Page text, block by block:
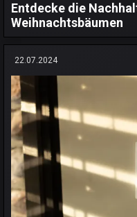
Entdecke die
Weihnachtsbäumen
22.07.2024